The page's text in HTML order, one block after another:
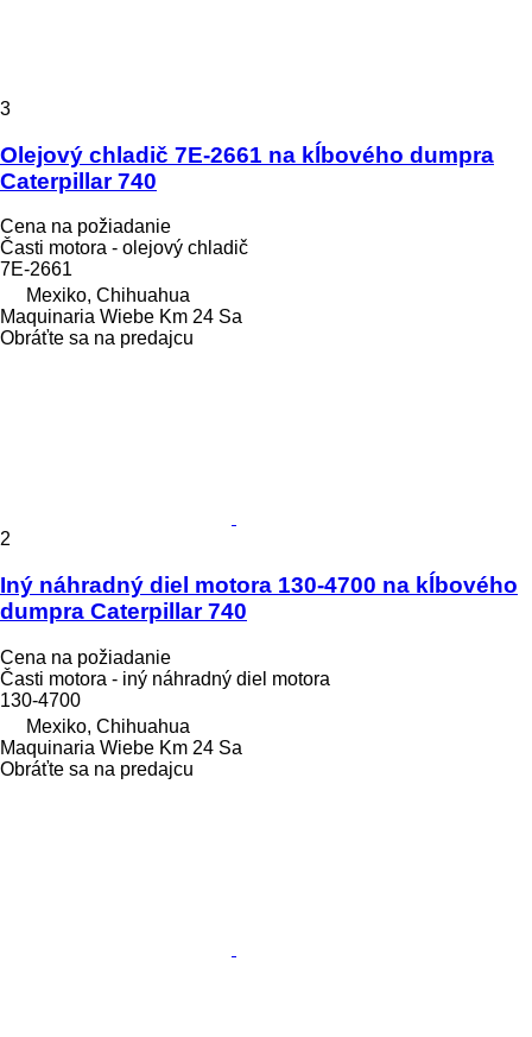
3
Olejový chladič 7E-2661 na kĺbového dumpra
Caterpillar 740
Cena na požiadanie
Časti motora - olejový chladič
7E-2661
Mexiko, Chihuahua
Maquinaria Wiebe Km 24 Sa
Obráťte sa na predajcu
2
Iný náhradný diel motora 130-4700 na kĺbového
dumpra Caterpillar 740
Cena na požiadanie
Časti motora - iný náhradný diel motora
130-4700
Mexiko, Chihuahua
Maquinaria Wiebe Km 24 Sa
Obráťte sa na predajcu